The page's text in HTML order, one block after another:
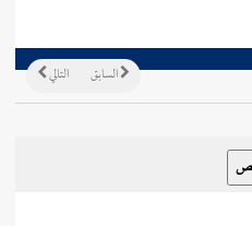
التالي السابق